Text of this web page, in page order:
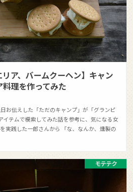
リア、バームクーヘン】キャン
理を作ってみた
お伝えした「ただのキャンプ」が「グランピ
イテムで模索してみた話を参考に、気になる女
実践した一郎さんから 「な、なんか、燻製の
モテテク